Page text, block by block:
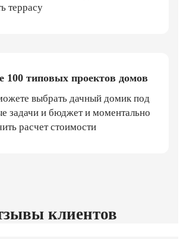
террасу
100 типовых проектов домов
выбрать дачный домик под
задачи и бюджет и моментально
расчет стоимости
клиентов